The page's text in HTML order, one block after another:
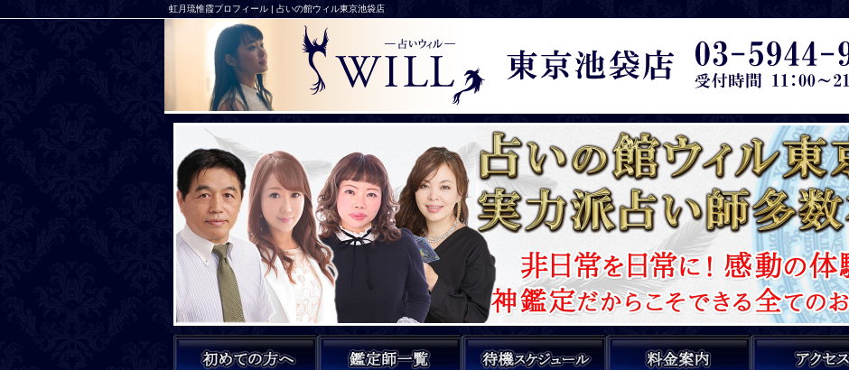
虹月琉惟霞プロフィール | 占いの館ウィル東京池袋店